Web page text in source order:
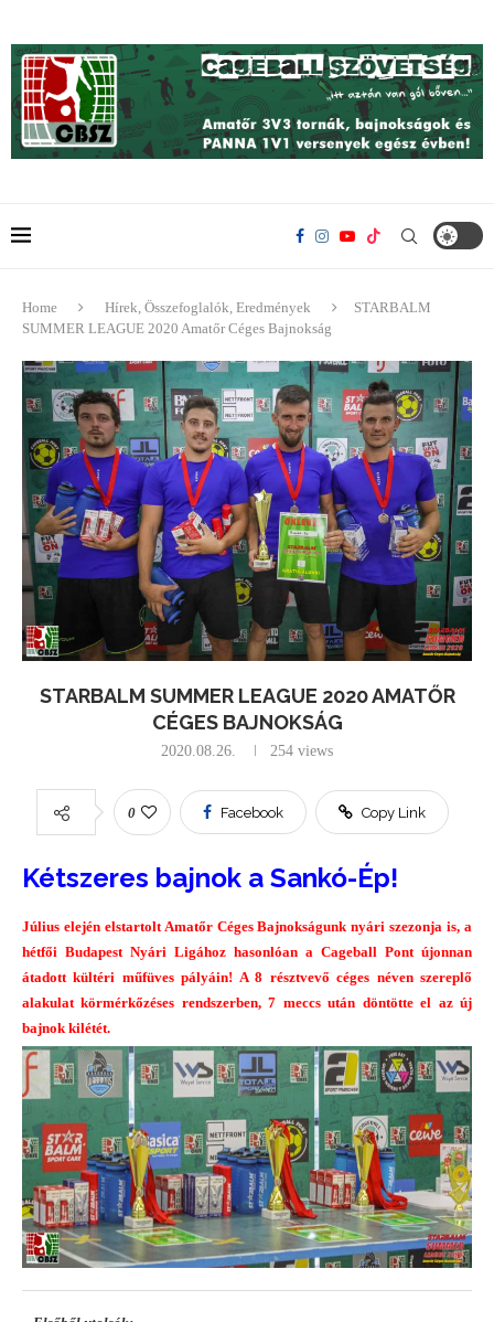
Home Hírek, Összefoglalók, Eredmények
STARBALM
SUMMER LEAGUE 2020 Amatőr Céges Bajnokság
STARBALM SUMMER LEAGUE 2020 AMATŐR
CÉGES BAJNOKSÁG
2020.08.26. 254 views
0 Facebook Copy Link
Kétszeres bajnok a Sankó-Ép!
Július elején elstartolt Amatőr Céges Bajnokságunk nyári szezonja is, a
hétfői Budapest Nyári Ligához hasonlóan a Cageball Pont újonnan
átadott kültéri műfüves pályáin! A 8 résztvevő céges néven szereplő
alakulat körmérkőzéses rendszerben, 7 meccs után döntötte el az új
bajnok kilétét.